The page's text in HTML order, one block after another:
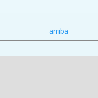
arriba